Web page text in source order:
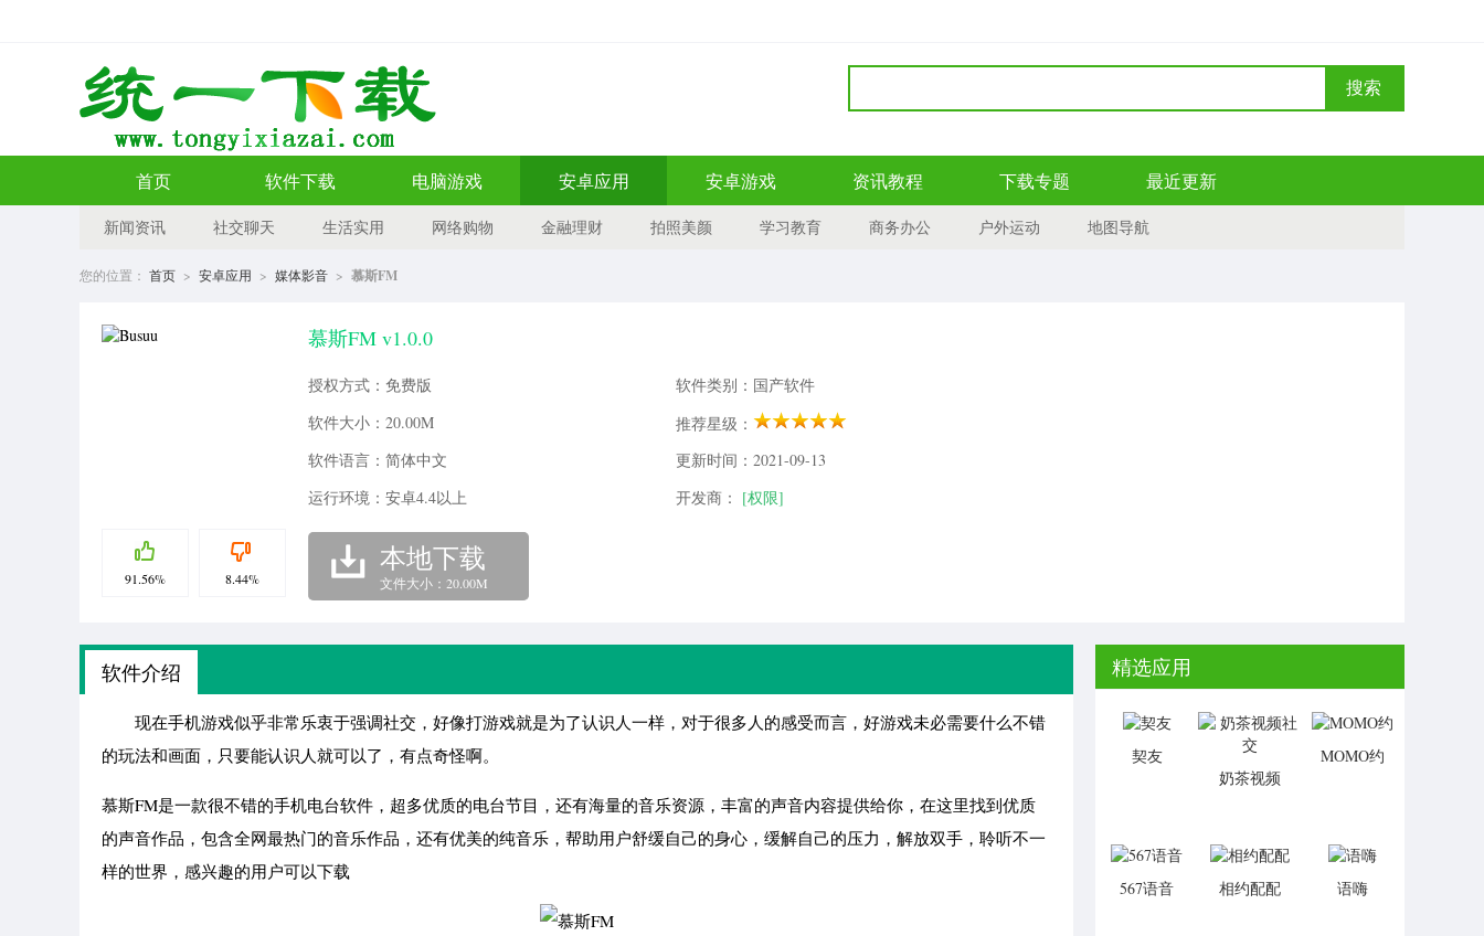
搜索
首页 软件下载 电脑游戏 安卓应用 安卓游戏 资讯教程 下载专题 最近更新
新闻资讯 社交聊天 生活实用 网络购物 金融理财 拍照美颜 学习教育 商务办公 户外运动 地图导航
您的位置： 首页 > 安卓应用 > 媒体影音 > 慕斯FM
91.56% 8.44%
慕斯FM v1.0.0
授权方式：免费版
软件类别：国产软件
软件大小：20.00M
推荐星级：
软件语言：简体中文
更新时间：2021-09-13
运行环境：安卓4.4以上
开发商： [权限]
本地下载
文件大小：20.00M
软件介绍
现在手机游戏似乎非常乐衷于强调社交，好像打游戏就是为了认识人一样，对于很多人的感受而言，好游戏未必需要什么不错
的玩法和画面，只要能认识人就可以了，有点奇怪啊。
慕斯FM是一款很不错的手机电台软件，超多优质的电台节目，还有海量的音乐资源，丰富的声音内容提供给你，在这里找到优质
的声音作品，包含全网最热门的音乐作品，还有优美的纯音乐，帮助用户舒缓自己的身心，缓解自己的压力，解放双手，聆听不一
样的世界，感兴趣的用户可以下载
精选应用
契友
奶茶视频
MOMO约
567语音 相约配配 语嗨